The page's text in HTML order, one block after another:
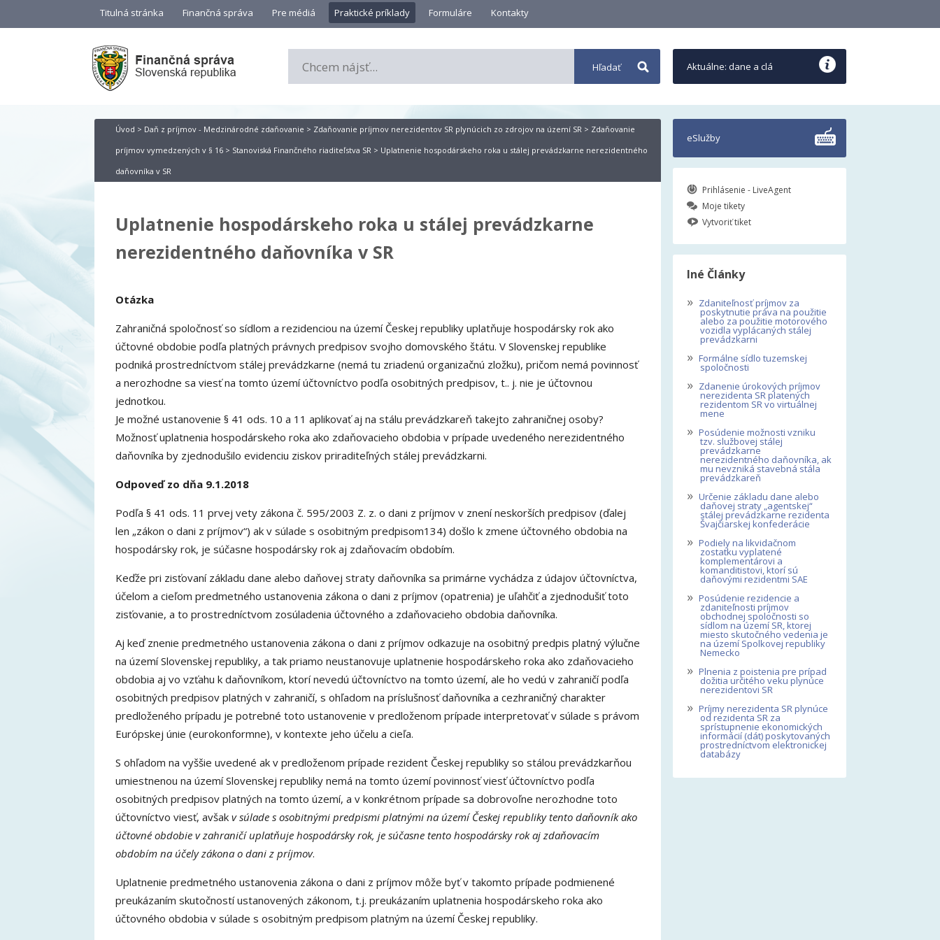
Titulná stránka Finančná správa Pre médiá Praktické príklady Formuláre Kontakty
Úvod > Daň z príjmov - Medzinárodné zdaňovanie > Zdaňovanie príjmov nerezidentov SR plynúcich zo zdrojov na území SR> Zdaňovanie
príjmov vymedzených v § 16> Stanoviská Finančného riaditeľstva SR> Uplatnenie hospodárskeho roka u stálej prevádzkarne nerezidentného
daňovníka v SR
Uplatnenie hospodárskeho roka u stálej prevádzkarne
nerezidentného daňovníka v SR
Otázka
Zahraničná spoločnosť so sídlom a rezidenciou na území Českej republiky uplatňuje hospodársky rok ako
účtovné obdobie podľa platných právnych predpisov svojho domovského štátu. V Slovenskej republike
podniká prostredníctvom stálej prevádzkarne (nemá tu zriadenú organizačnú zložku), pričom nemá povinnosť
a nerozhodne sa viesť na tomto území účtovníctvo podľa osobitných predpisov, t.. j. nie je účtovnou
jednotkou.
Je možné ustanovenie § 41 ods. 10 a 11 aplikovať aj na stálu prevádzkareň takejto zahraničnej osoby?
Možnosť uplatnenia hospodárskeho roka ako zdaňovacieho obdobia v prípade uvedeného nerezidentného
daňovníka by zjednodušilo evidenciu ziskov priraditeľných stálej prevádzkarni.
Odpoveď zo dňa 9.1.2018
Podľa § 41 ods. 11 prvej vety zákona č. 595/2003 Z. z. o dani z príjmov v znení neskorších predpisov (ďalej
len „zákon o dani z príjmov“) ak v súlade s osobitným predpisom134) došlo k zmene účtovného obdobia na
hospodársky rok, je súčasne hospodársky rok aj zdaňovacím obdobím.
Keďže pri zisťovaní základu dane alebo daňovej straty daňovníka sa primárne vychádza z údajov účtovníctva,
účelom a cieľom predmetného ustanovenia zákona o dani z príjmov (opatrenia) je uľahčiť a zjednodušiť toto
zisťovanie, a to prostredníctvom zosúladenia účtovného a zdaňovacieho obdobia daňovníka.
Aj keď znenie predmetného ustanovenia zákona o dani z príjmov odkazuje na osobitný predpis platný výlučne
na území Slovenskej republiky, a tak priamo neustanovuje uplatnenie hospodárskeho roka ako zdaňovacieho
obdobia aj vo vzťahu k daňovníkom, ktorí nevedú účtovníctvo na tomto území, ale ho vedú v zahraničí podľa
osobitných predpisov platných v zahraničí, s ohľadom na príslušnosť daňovníka a cezhraničný charakter
predloženého prípadu je potrebné toto ustanovenie v predloženom prípade interpretovať v súlade s právom
Európskej únie (eurokonformne), v kontexte jeho účelu a cieľa.
S ohľadom na vyššie uvedené ak v predloženom prípade rezident Českej republiky so stálou prevádzkarňou
umiestnenou na území Slovenskej republiky nemá na tomto území povinnosť viesť účtovníctvo podľa
osobitných predpisov platných na tomto území, a v konkrétnom prípade sa dobrovoľne nerozhodne toto
účtovníctvo viesť, avšak v súlade s osobitnými predpismi platnými na území Českej republiky tento daňovník ako
účtovné obdobie v zahraničí uplatňuje hospodársky rok, je súčasne tento hospodársky rok aj zdaňovacím
obdobím na účely zákona o dani z príjmov.
Uplatnenie predmetného ustanovenia zákona o dani z príjmov môže byť v takomto prípade podmienené
preukázaním skutočností ustanovených zákonom, t.j. preukázaním uplatnenia hospodárskeho roka ako
účtovného obdobia v súlade s osobitným predpisom platným na území Českej republiky.
Aktuálne: dane a clá
eSlužby
Prihlásenie - LiveAgent
Moje tikety
Vytvoriť tiket
Iné Články
» Zdaniteľnosť príjmov za
poskytnutie práva na použitie
alebo za použitie motorového
vozidla vyplácaných stálej
prevádzkarni
» Formálne sídlo tuzemskej
spoločnosti
» Zdanenie úrokových príjmov
nerezidenta SR platených
rezidentom SR vo virtuálnej
mene
» Posúdenie možnosti vzniku
tzv. službovej stálej
prevádzkarne
nerezidentného daňovníka, ak
mu nevzniká stavebná stála
prevádzkareň
» Určenie základu dane alebo
daňovej straty „agentskej“
stálej prevádzkarne rezidenta
Švajčiarskej konfederácie
» Podiely na likvidačnom
zostatku vyplatené
komplementárovi a
komanditistovi, ktorí sú
daňovými rezidentmi SAE
» Posúdenie rezidencie a
zdaniteľnosti príjmov
obchodnej spoločnosti so
sídlom na území SR, ktorej
miesto skutočného vedenia je
na území Spolkovej republiky
Nemecko
» Plnenia z poistenia pre prípad
dožitia určitého veku plynúce
nerezidentovi SR
» Príjmy nerezidenta SR plynúce
od rezidenta SR za
sprístupnenie ekonomických
informácií (dát) poskytovaných
prostredníctvom elektronickej
databázy